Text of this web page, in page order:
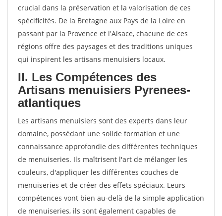
crucial dans la préservation et la valorisation de ces
spécificités. De la Bretagne aux Pays de la Loire en
passant par la Provence et l'Alsace, chacune de ces
régions offre des paysages et des traditions uniques
qui inspirent les artisans menuisiers locaux.
II. Les Compétences des
Artisans menuisiers Pyrenees-
atlantiques
Les artisans menuisiers sont des experts dans leur
domaine, possédant une solide formation et une
connaissance approfondie des différentes techniques
de menuiseries. Ils maîtrisent l'art de mélanger les
couleurs, d'appliquer les différentes couches de
menuiseries et de créer des effets spéciaux. Leurs
compétences vont bien au-delà de la simple application
de menuiseries, ils sont également capables de